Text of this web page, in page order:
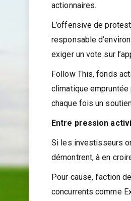
actionnaires.
L’offensive de
responsable
exiger un vote sur
Follow This, fonds
climatique
chaque fois un
Entre pression
Si les investisseurs
démontrent, à en
Pour cause, l’action
concurrents comme